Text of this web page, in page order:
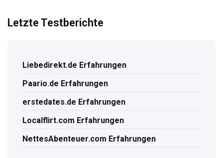
Letzte Testberichte
Liebedirekt.de Erfahrungen
Paario.de Erfahrungen
erstedates.de Erfahrungen
Localflirt.com Erfahrungen
NettesAbenteuer.com Erfahrungen